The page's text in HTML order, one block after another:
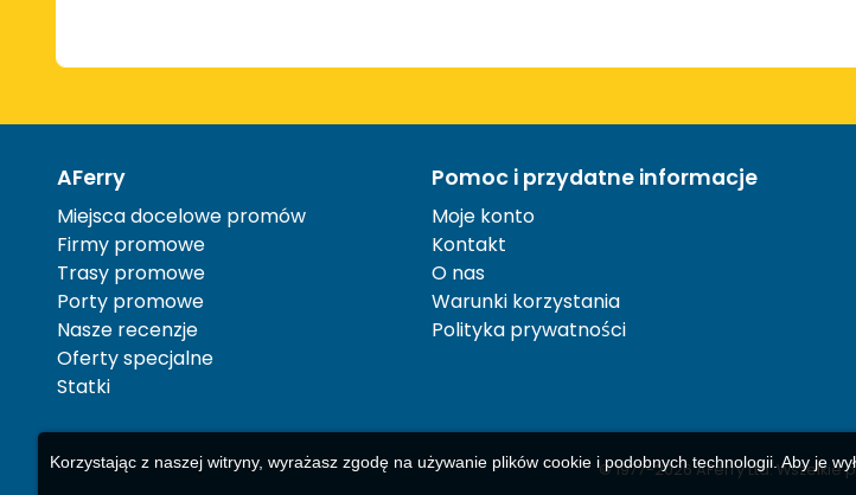
AFerry
Miejsca docelowe promów
Firmy promowe
Trasy promowe
Porty promowe
Nasze recenzje
Oferty specjalne
Statki
Pomoc i przydatne informacje
Moje konto
Kontakt
O nas
Warunki korzystania
Polityka prywatności
© 1977-2026AFerry Ltd. Wszelkie
Korzystając z naszej witryny, wyrażasz zgodę na używanie plików cookie i podobnych technologii. Aby je